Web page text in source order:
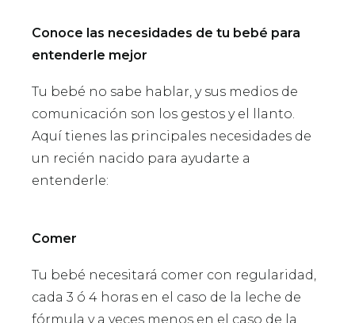
Conoce las necesidades de tu bebé para
entenderle mejor
Tu bebé no sabe hablar, y sus medios de
comunicación son los gestos y el llanto.
Aquí tienes las principales necesidades de
un recién nacido para ayudarte a
entenderle:
Comer
Tu bebé necesitará comer con regularidad,
cada 3 ó 4 horas en el caso de la leche de
fórmula y a veces menos en el caso de la